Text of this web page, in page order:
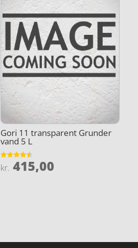
Gori 11 transparent Grunder
vand 5 L
Vurderet
4.5
kr. 415,00